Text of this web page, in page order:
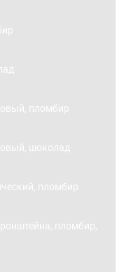
пломбир
шоколад
пломбир
пломбир,